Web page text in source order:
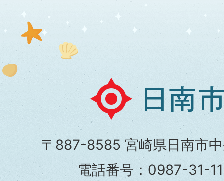
日
南
市
役
〒887-8585 宮崎県日南市
電話番号：0987-31-